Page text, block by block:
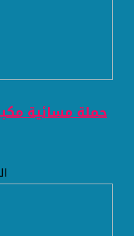
حملة مسائية